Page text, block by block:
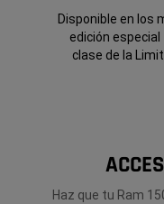
Disponible en los
edición
clase de la
Haz que tu Ram